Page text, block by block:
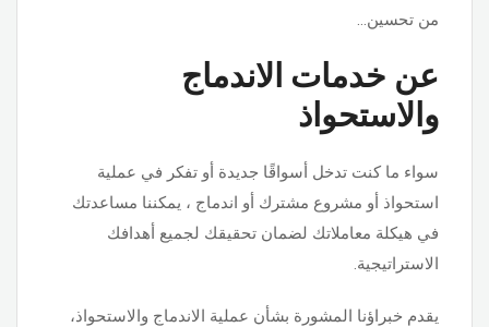
من تحسين…
عن خدمات الاندماج
والاستحواذ
سواء ما كنت تدخل أسواقًا جديدة أو تفكر في عملية
استحواذ أو مشروع مشترك أو اندماج ، يمكننا مساعدتك
في هيكلة معاملاتك لضمان تحقيقك لجميع أهدافك
الاستراتيجية.
يقدم خبراؤنا المشورة بشأن عملية الاندماج والاستحواذ،